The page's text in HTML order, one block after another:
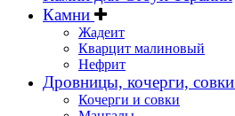
Камни
Жадеит
Кварцит малиновый
Нефрит
Дровницы, кочерги, совки
Кочерги и совки